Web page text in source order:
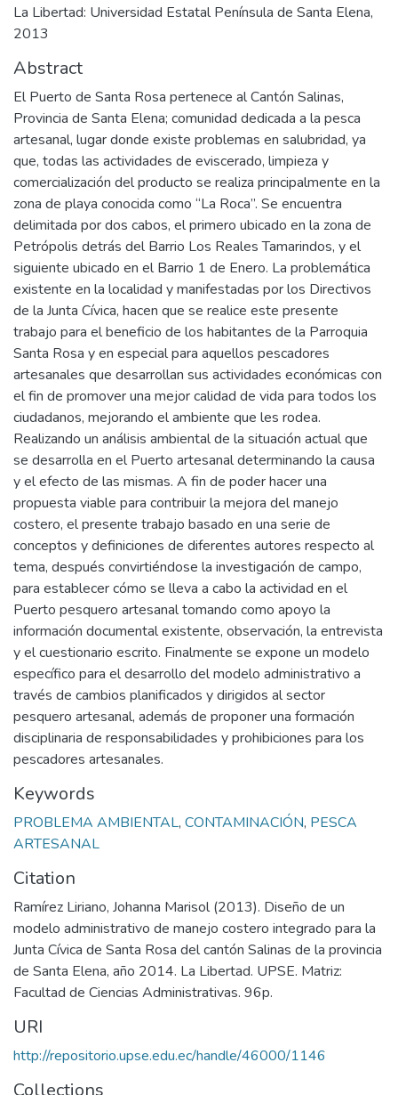
La Libertad: Universidad Estatal Península de Santa Elena,
2013
Abstract
El Puerto de Santa Rosa pertenece al Cantón Salinas,
Provincia de Santa Elena; comunidad dedicada a la pesca
artesanal, lugar donde existe problemas en salubridad, ya
que, todas las actividades de eviscerado, limpieza y
comercialización del producto se realiza principalmente en la
zona de playa conocida como “La Roca”. Se encuentra
delimitada por dos cabos, el primero ubicado en la zona de
Petrópolis detrás del Barrio Los Reales Tamarindos, y el
siguiente ubicado en el Barrio 1 de Enero. La problemática
existente en la localidad y manifestadas por los Directivos
de la Junta Cívica, hacen que se realice este presente
trabajo para el beneficio de los habitantes de la Parroquia
Santa Rosa y en especial para aquellos pescadores
artesanales que desarrollan sus actividades económicas con
el fin de promover una mejor calidad de vida para todos los
ciudadanos, mejorando el ambiente que les rodea.
Realizando un análisis ambiental de la situación actual que
se desarrolla en el Puerto artesanal determinando la causa
y el efecto de las mismas. A fin de poder hacer una
propuesta viable para contribuir la mejora del manejo
costero, el presente trabajo basado en una serie de
conceptos y definiciones de diferentes autores respecto al
tema, después convirtiéndose la investigación de campo,
para establecer cómo se lleva a cabo la actividad en el
Puerto pesquero artesanal tomando como apoyo la
información documental existente, observación, la entrevista
y el cuestionario escrito. Finalmente se expone un modelo
específico para el desarrollo del modelo administrativo a
través de cambios planificados y dirigidos al sector
pesquero artesanal, además de proponer una formación
disciplinaria de responsabilidades y prohibiciones para los
pescadores artesanales.
Keywords
PROBLEMA AMBIENTAL, CONTAMINACIÓN, PESCA
ARTESANAL
Citation
Ramírez Liriano, Johanna Marisol (2013). Diseño de un
modelo administrativo de manejo costero integrado para la
Junta Cívica de Santa Rosa del cantón Salinas de la provincia
de Santa Elena, año 2014. La Libertad. UPSE. Matriz:
Facultad de Ciencias Administrativas. 96p.
URI
http://repositorio.upse.edu.ec/handle/46000/1146
Collections